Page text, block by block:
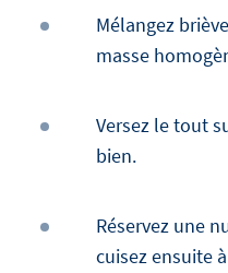
Mélangez
masse
Versez le tout
bien.
Réservez une
cuisez ensuite